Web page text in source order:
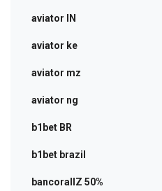
aviator IN
aviator ke
aviator mz
aviator ng
b1bet BR
b1bet brazil
bancorallZ 50%